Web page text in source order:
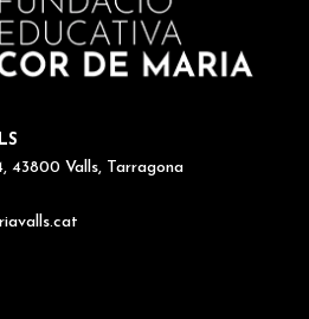
43800 Valls, Tarragona